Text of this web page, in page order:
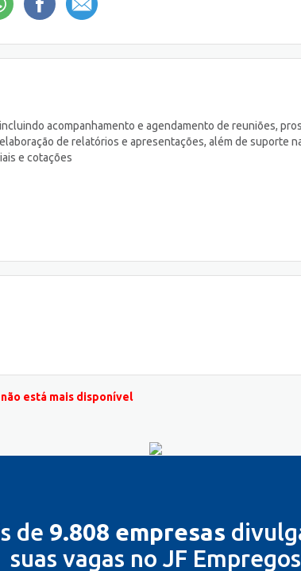
acompanhamento e agendamento de reuniões,
de relatórios e apresentações, além de suporte
e cotações
está mais disponível
de 9.808 empresas
suas vagas no JF Empregos